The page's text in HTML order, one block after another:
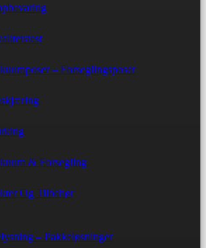
– Forseglingsposer
& Forsegling
Og Tilbehør
– Pakkeløsninger